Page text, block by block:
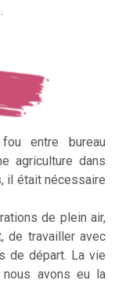
entre bureau
agriculture dans
il était nécessaire
de plein air,
de travailler avec
de départ. La vie
avons eu la